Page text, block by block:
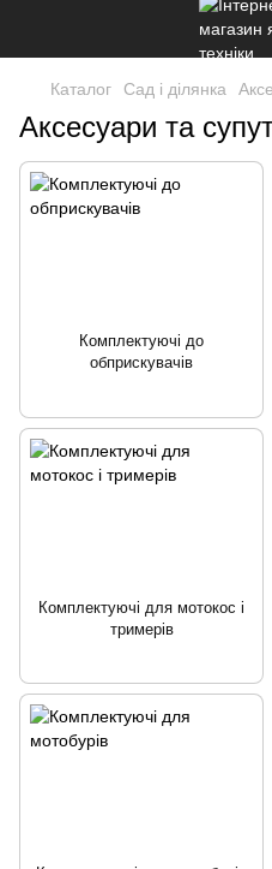
Каталог Сад і ділянка
Аксесуари та
Комплектуючі до
обприскувачів
Комплектуючі для мотокос і
тримерів